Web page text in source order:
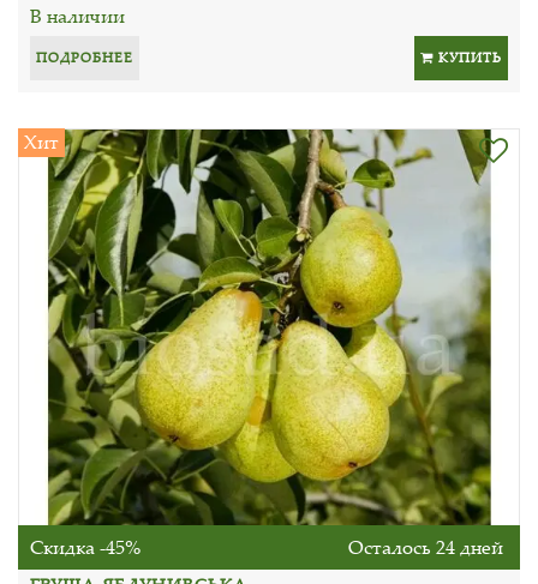
В наличии
ПОДРОБНЕЕ КУПИТЬ
Хит
Скидка -45% Осталось 24 дней